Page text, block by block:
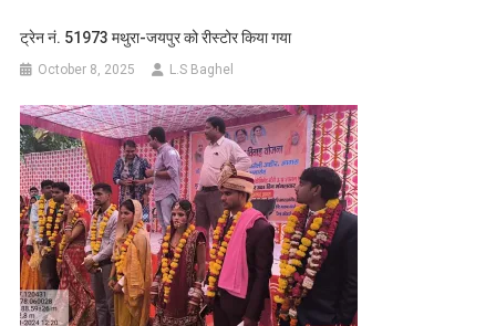
ट्रेन नं. 51973 मथुरा-जयपुर को रीस्टोर किया गया
October 8, 2025 L.S Baghel